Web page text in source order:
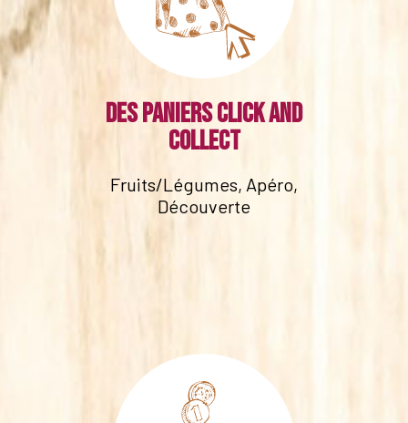
Des paniers click and
collect
Fruits/Légumes, Apéro,
Découverte